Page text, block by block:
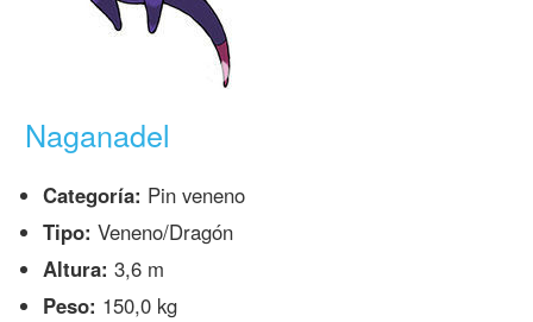
Naganadel
Categoría: Pin veneno
Tipo: Veneno/Dragón
Altura: 3,6 m
Peso: 150,0 kg